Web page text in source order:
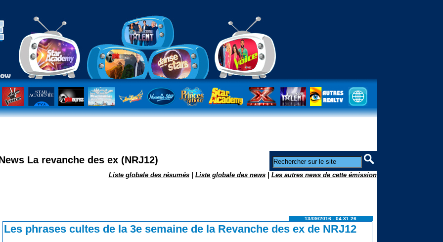
La revanche des ex (NRJ12)
Liste globale des résumés| Liste globale des news| Les autres news de cette émission
13/09/2016 - 04:31:26
Les phrases cultes de la 3e semaine de la Revanche des ex de NRJ12